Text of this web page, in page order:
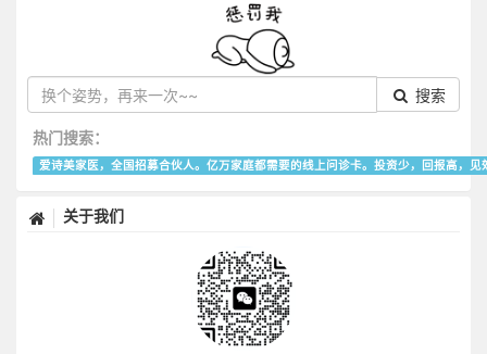
搜索
热门搜索：
爱诗美家医，全国招募合伙人。亿万家庭都需要的线上问诊卡。投资少，回报高，见
关于我们